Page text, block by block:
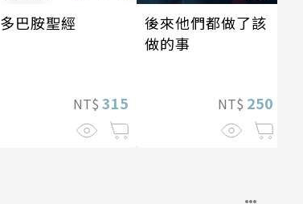
多巴胺聖經
NT$ 315
後來他們都做了該
做的事
NT$ 250